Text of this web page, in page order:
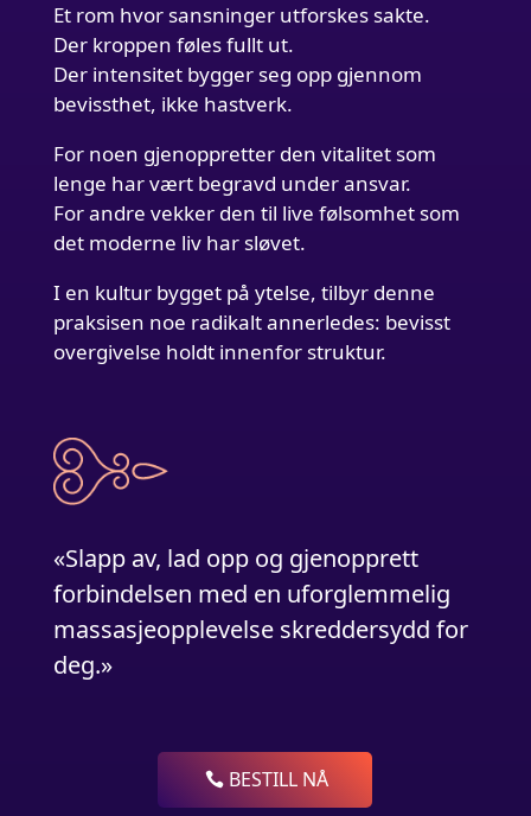
Et rom hvor sansninger utforskes sakte.
Der kroppen føles fullt ut.
Der intensitet bygger seg opp gjennom
bevissthet, ikke hastverk.
For noen gjenoppretter den vitalitet som
lenge har vært begravd under ansvar.
For andre vekker den til live følsomhet som
det moderne liv har sløvet.
I en kultur bygget på ytelse, tilbyr denne
praksisen noe radikalt annerledes: bevisst
overgivelse holdt innenfor struktur.
«Slapp av, lad opp og gjenopprett
forbindelsen med en uforglemmelig
massasjeopplevelse skreddersydd for
deg.»
BESTILL NÅ